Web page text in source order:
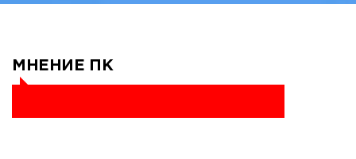
МНЕНИЕ ПК